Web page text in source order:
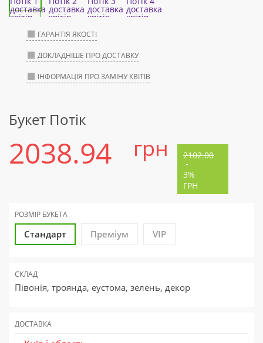
ГАРАНТІЯ ЯКОСТІ
ДОКЛАДНІШЕ ПРО ДОСТАВКУ
ІНФОРМАЦІЯ ПРО ЗАМІНУ КВІТІВ
Букет Потік
2038.94 грн 2102.00
-
3%
ГРН
РОЗМІР БУКЕТА
Стандарт Преміум VIP
СКЛАД
Півонія, троянда, еустома, зелень, декор
ДОСТАВКА